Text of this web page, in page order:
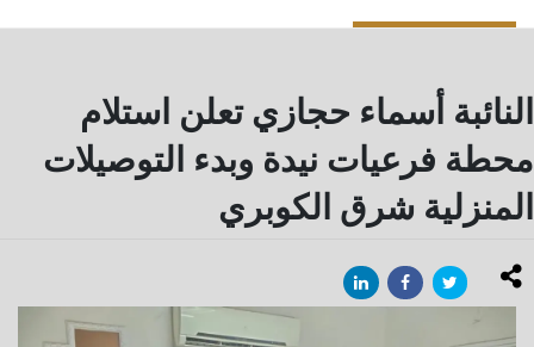
النائبة أسماء حجازي تعلن استلام
محطة فرعيات نيدة وبدء التوصيلات
المنزلية شرق الكوبري